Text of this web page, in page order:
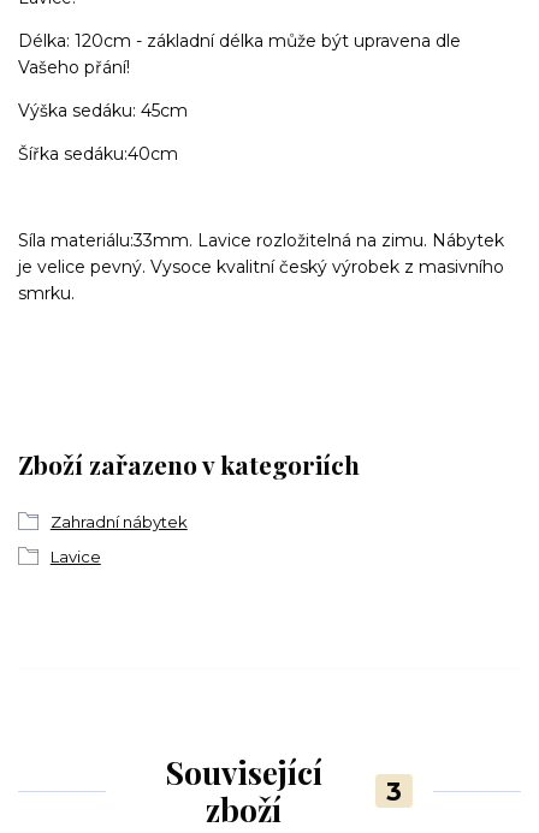
Délka: 120cm - základní délka může být upravena dle
Vašeho přání!
Výška sedáku: 45cm
Šířka sedáku:40cm
Síla materiálu:33mm. Lavice rozložitelná na zimu. Nábytek
je velice pevný. Vysoce kvalitní český výrobek z masivního
smrku.
Zboží zařazeno v kategoriích
Zahradní nábytek
Lavice
Související
zboží
3